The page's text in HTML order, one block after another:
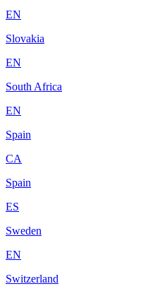
EN
Slovakia
EN
South Africa
EN
Spain
CA
Spain
ES
Sweden
EN
Switzerland